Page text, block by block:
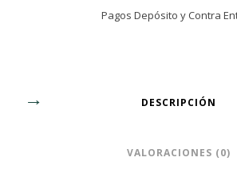
Pagos Depósito y Contra
DESCRIPCIÓN
VALORACIONES (0)